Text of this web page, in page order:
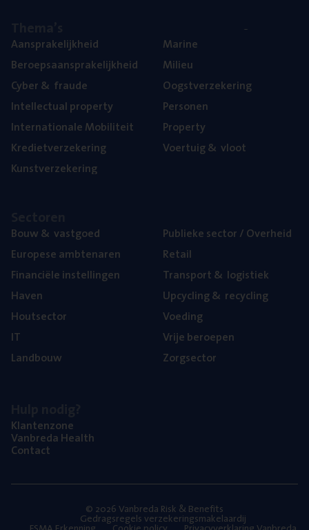
Aan­spra­ke­lijk­heid
Beroeps­aan­spra­ke­lijk­heid
Cyber& fraude
Intel­lec­tu­al property
Inter­na­ti­o­na­le Mobiliteit
Kre­diet­ver­ze­ke­ring
Kunst­ver­ze­ke­ring
Mari­ne
Mili­eu
Oogst­ver­ze­ke­ring
Per­so­nen
Pro­per­ty
Voer­tuig& vloot
Bouw& vastgoed
Euro­pe­se ambtenaren
Finan­ci­ë­le instellingen
Haven
Hout­sec­tor
IT
Land­bouw
Publie­ke sec­tor / Overheid
Retail
Trans­port& logistiek
Upcy­cling& recycling
Voe­ding
Vrije beroe­pen
Zorg­sec­tor
Klan­ten­zo­ne
Van­b­re­da Health
Con­tact
© 2026 Vanbreda Risk & Benefits
Gedragsregels verzekeringsmakelaardij